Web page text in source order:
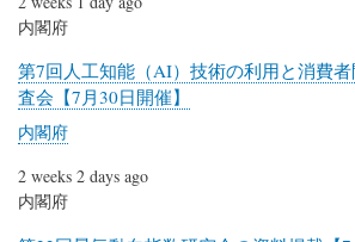
内閣府
第7回人工知能（AI）技術の利用と消費
査会【7月30日開催】
内閣府
2 weeks 2 days ago
内閣府